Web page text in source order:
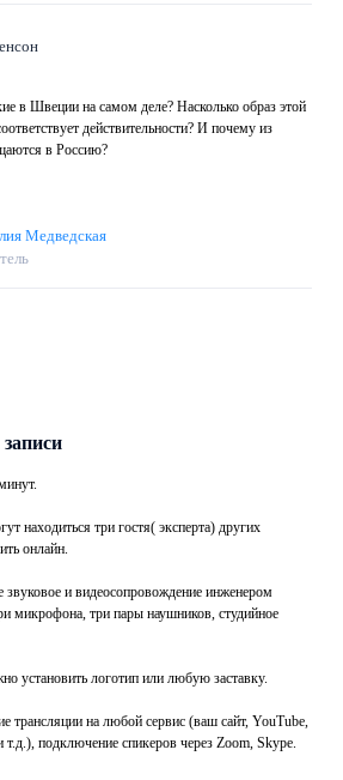
в Швеции на самом деле? Насколько образ этой
действительности? И почему из
в Россию?
Медведская
находиться три гостя( эксперта) других
онлайн.
звуковое и видеосопровождение инженером
микрофона, три пары наушников, студийное
установить логотип или любую заставку.
трансляции на любой сервис (ваш сайт, YouTube,
т.д.), подключение спикеров через Zoom, Skype.